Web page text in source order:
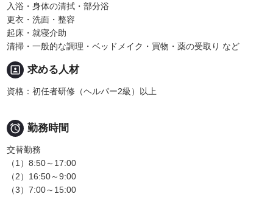
入浴・身体の清拭・部分浴
更衣・洗面・整容
起床・就寝介助
清掃・一般的な調理・ベッドメイク・買物・薬の受取り など
portrait 求める人材
資格：初任者研修（ヘルパー2級）以上
 勤務時間
交替勤務
（1）8:50～17:00
（2）16:50～9:00
（3）7:00～15:00